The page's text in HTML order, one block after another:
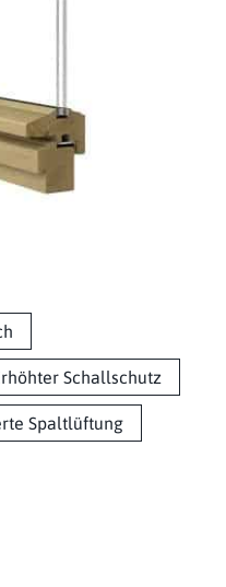
Schallschutz
Spaltlüftung